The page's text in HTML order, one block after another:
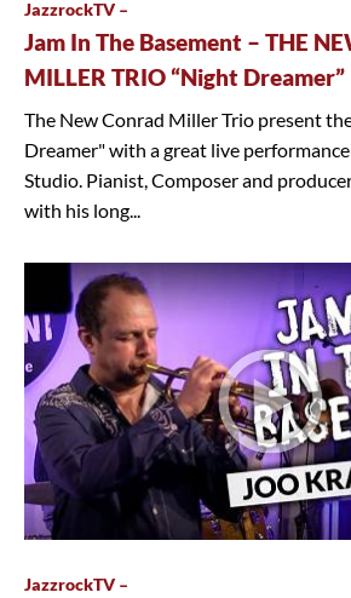
JazzrockTV –
Jam In The Basement – THE
MILLER TRIO “Night Dreamer”
The New Conrad Miller Trio present
Dreamer" with a great live
Studio. Pianist, Composer and
with his long...
JazzrockTV –